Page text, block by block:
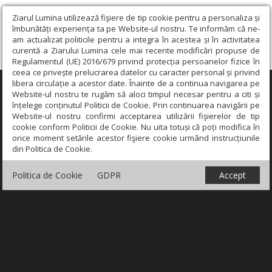
Ziarul Lumina utilizează fişiere de tip cookie pentru a personaliza și
îmbunătăți experiența ta pe Website-ul nostru. Te informăm că ne-
am actualizat politicile pentru a integra în acestea și în activitatea
curentă a Ziarului Lumina cele mai recente modificări propuse de
Regulamentul (UE) 2016/679 privind protecția persoanelor fizice în
ceea ce privește prelucrarea datelor cu caracter personal și privind
libera circulație a acestor date. Înainte de a continua navigarea pe
Website-ul nostru te rugăm să aloci timpul necesar pentru a citi și
înțelege conținutul Politicii de Cookie. Prin continuarea navigării pe
Website-ul nostru confirmi acceptarea utilizării fişierelor de tip
cookie conform Politicii de Cookie. Nu uita totuși că poți modifica în
orice moment setările acestor fişiere cookie urmând instrucțiunile
din Politica de Cookie.
Politica de Cookie GDPR Accept
×